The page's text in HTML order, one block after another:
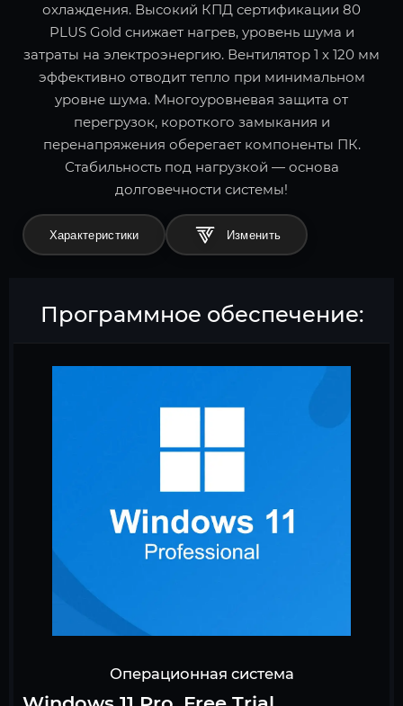
охлаждения. Высокий КПД сертификации 80
PLUS Gold снижает нагрев, уровень шума и
затраты на электроэнергию. Вентилятор 1 x 120 мм
эффективно отводит тепло при минимальном
уровне шума. Многоуровневая защита от
перегрузок, короткого замыкания и
перенапряжения оберегает компоненты ПК.
Стабильность под нагрузкой — основа
долговечности системы!
Характеристики
Программное обеспечение:
Операционная система